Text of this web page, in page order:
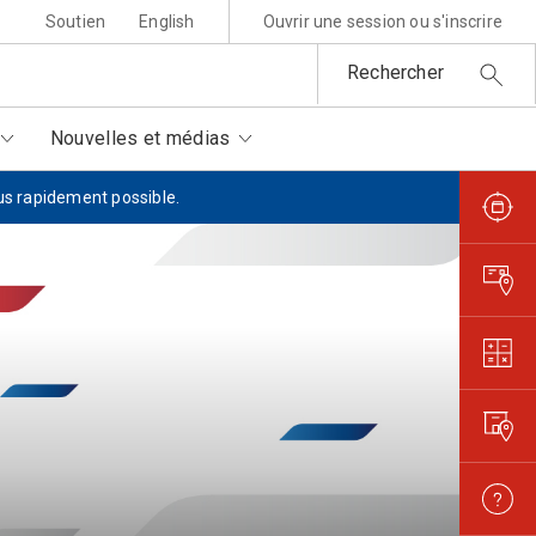
Soutien English Ouvrir une session ou s'inscrire
Rechercher
environnementale
au père Noël
autorisés
Nouvelles et médias
rapidement possible.